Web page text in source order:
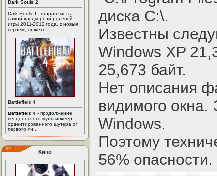
Dark Souls 2
Dark Souls II - вторая часть
самой хардкорной ролевой
игры 2011-2012 года, с новым
героем, сюжето...
Battlefield 4
Battlefield 4 - продолжение
венценосного мультиплеер-
ориентированного шутера от
первого ли...
Кино
диска C:\.
Известны
Windows XP
25,673 байт.
Нет описания
видимого окна.
Windows.
Поэтому
56% опасности.